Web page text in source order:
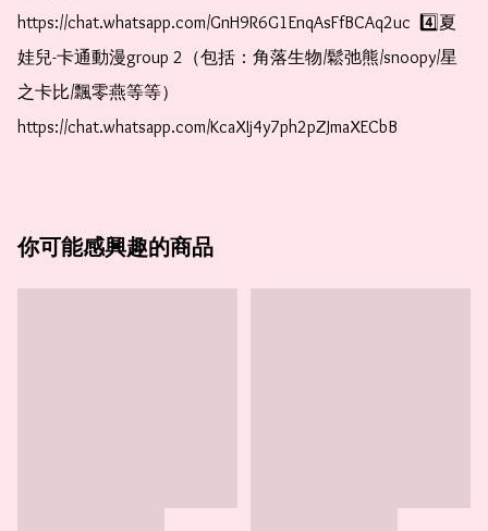
https://chat.whatsapp.com/GnH9R6G1EnqAsFfBCAq2uc  4️⃣夏
娃兒-卡通動漫group 2（包括：角落生物/鬆弛熊/snoopy/星
之卡比/飄零燕等等）
https://chat.whatsapp.com/KcaXIj4y7ph2pZJmaXECbB
你可能感興趣的商品